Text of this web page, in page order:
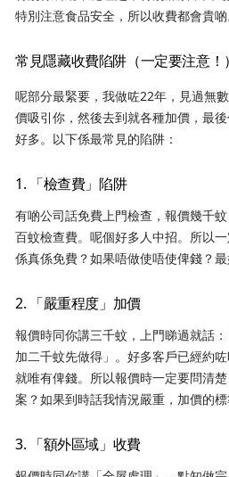
特別注意食品安全，所以收費都會貴啲
常見隱藏收費陷阱（一定要注意！）
呢部分最緊要，我做咗22年，見過無
價吸引你，然後去到就各種加價，最
好多。以下係最常見的陷阱：
1. 「檢查費」陷阱
有啲公司話免費上門檢查，報價幾千
百蚊檢查費。呢個好多人中招。所以
係真係免費？如果唔做使唔使俾錢？最
2. 「嚴重程度」加價
報價時同你講三千蚊，上門睇過就話
加二千蚊先做得」。好多客戶已經約
就唯有俾錢。所以報價時一定要問清
案？如果到時話我情況嚴重，加價的
3. 「額外區域」收費